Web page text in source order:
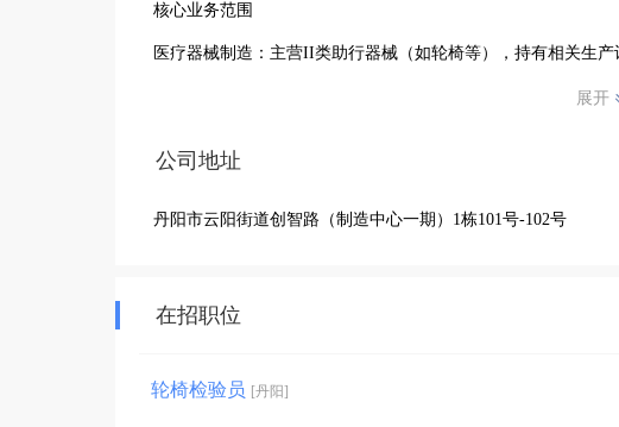
核心业务范围
‌医疗器械制造‌：主营‌II类助行器械‌（如轮椅等），持有相关生产许可及多项专利技术（含翻转可折叠轮椅专利） 。
展开
公司地址
丹阳市云阳街道创智路（制造中心一期）1栋101号-102号
在招职位
轮椅检验员 [丹阳]